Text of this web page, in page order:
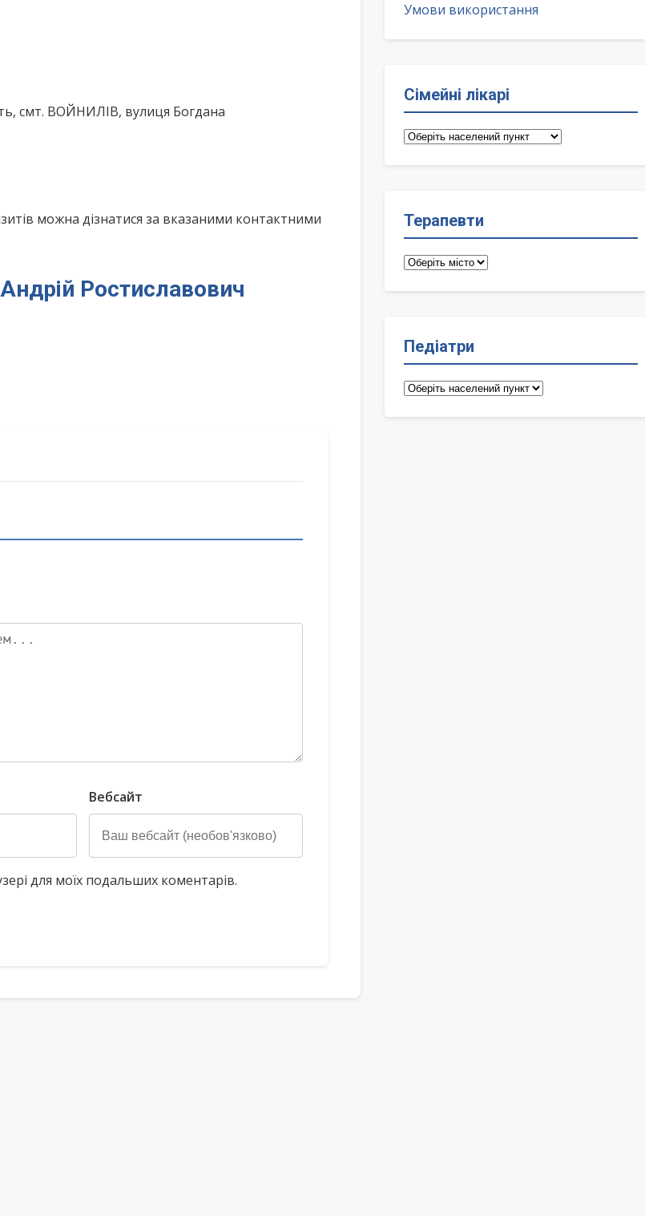
смт. ВОЙНИЛІВ, вулиця Богдана
можна дізнатися за вказаними контактними
Ростиславович
Вебсайт
для моїх подальших коментарів.
Умови використання
Сімейні лікарі
Сімейні
Терапевти
Терапевти
Педіатри
Педіатри